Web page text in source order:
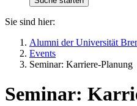
Sie sind hier:
Alumni der Universität
Events
Seminar: Karriere-Planung
Seminar: